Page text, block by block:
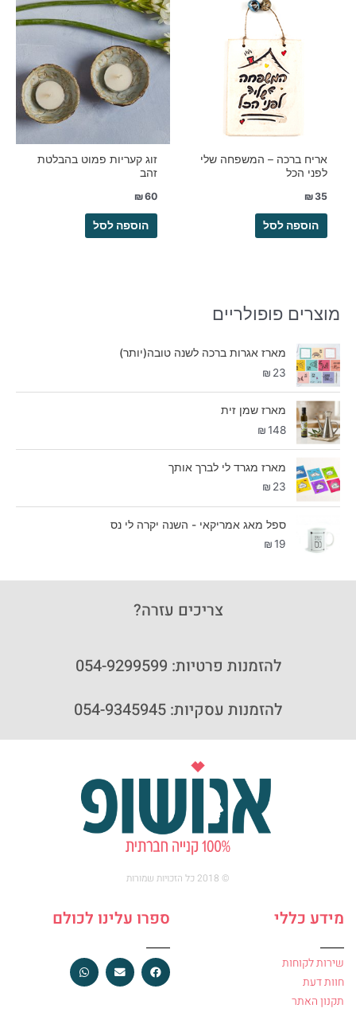
אריח ברכה – המשפחה שלי
לפני הכל
₪35
הוספה לסל
זוג קעריות פמוט בהבלטת
זהב
₪60
הוספה לסל
מוצרים פופולריים
מארז אגרות ברכה לשנה טובה(יותר)
₪ 23
מארז שמן זית
₪148
מארז מגרד לי לברך אותך
₪ 23
ספל מאג אמריקאי - השנה יקרה לי נס
₪19
צריכים עזרה?
להזמנות פרטיות: 054-9299599
להזמנות עסקיות: 054-9345945
© 2018 כל הזכויות שמורות
מידע כללי
שירות לקוחות
חוות דעת
תקנון האתר
ספרו עלינו לכולם